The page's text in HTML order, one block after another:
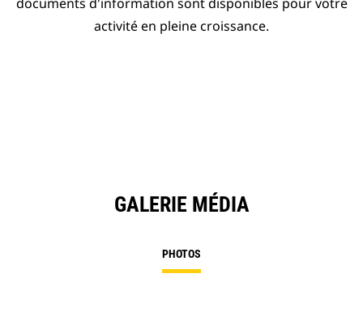
activité en pleine croissance.
GALERIE MÉDIA
PHOTOS